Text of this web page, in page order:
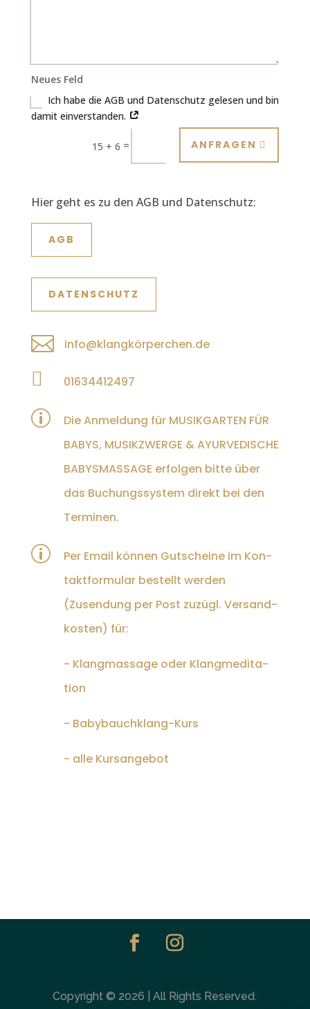
Neues Feld
Ich habe die AGB und Daten­schutz gele­sen und bin
damit ein­ver­standen.
15 + 6 = ANFRAGEN
Hier geht es zu den AGB und Daten­schutz:
AGB
DATEN­SCHUTZ
 info@klangkörperchen.de
 01634412497
p
Die Anmel­dung für MUSIKGARTEN FÜR
BABYS, MUSIKZWERGE & AYURVEDISCHE
BABYSMASSAGE erfol­gen bitte über
das Buchungssys­tem direkt bei den
Ter­mi­nen.
p
Per Email kön­nen Gutscheine im Kon­
tak­t­for­mu­lar bestellt wer­den
(Zusendung per Post zuzügl. Ver­sand­
kosten) für:
- Klang­mas­sage oder Klangmed­i­ta­
tion
- Baby­bauchk­lang-Kurs
- alle Kur­sange­bot
Copyright © 2026 | All Rights Reserved.